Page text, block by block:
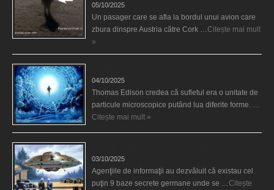
05/10/2025
Un pasager care se afla la bordul unui avion care
zbura dinspre Austria către Cork …Citește mai mult
»
04/10/2025
Thomas Edison credea că sufletul era o unitate de
particule microscopice putând lua diferite forme. …
Citește mai mult »
03/10/2025
Agenţiile de informaţii au dezvăluit că existau cel
puţin 9 baze secrete germane unde se …Citește